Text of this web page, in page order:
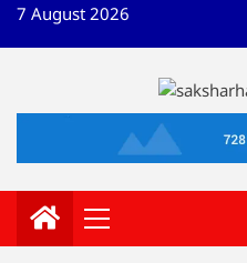
Skip7 August 2026
Primary
Menu